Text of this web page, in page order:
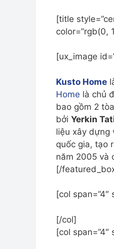
[title
color=”rgb(0,
[ux_image
Kusto Home
Home là chủ
bao gồm 2
bởi Yerkin
liệu xây dựng
quốc gia, tạo
năm 2005 và
[/
[col span=”4″
[/col]
[col span=”4″